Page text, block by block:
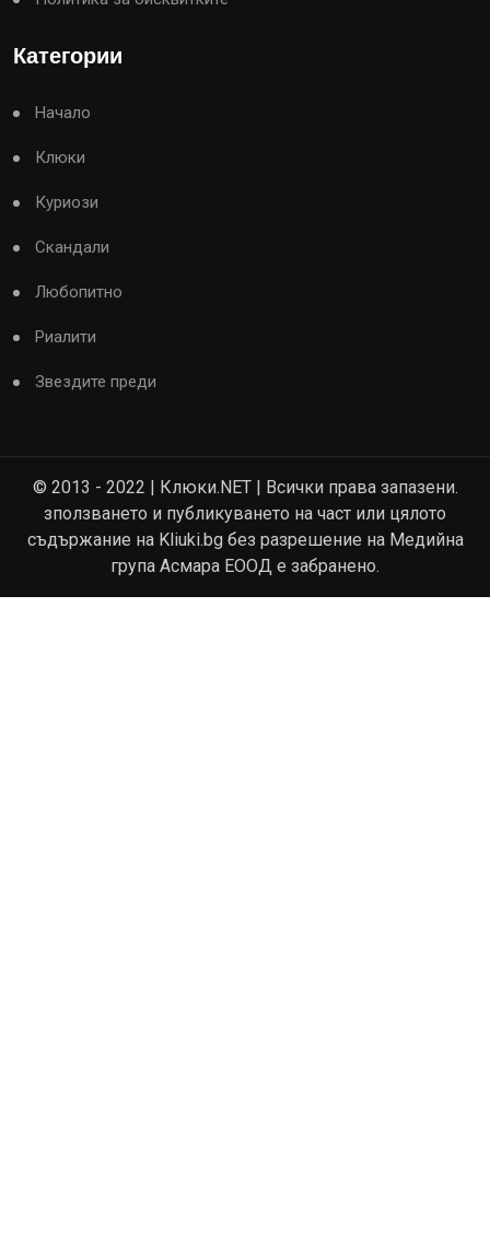
Категории
Начало
Клюки
Куриози
Скандали
Любопитно
Риалити
Звездите преди
© 2013 - 2022 | Клюки.NET | Всички права запазени.
зползването и публикуването на част или цялото
съдържание на Kliuki.bg без разрешение на Медийна
група Асмара ЕООД е забранено.